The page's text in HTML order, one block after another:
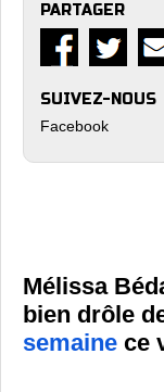
PARTAGER
SUIVEZ-NOUS
Facebook
Mélissa
bien drôle
semaine ce